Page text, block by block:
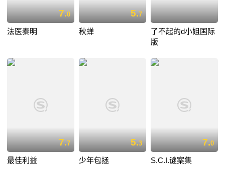
7.0
法医秦明
5.7
秋蝉
了不起的d小姐国际
版
7.7
最佳利益
5.3
少年包拯
7.0
S.C.I.谜案集